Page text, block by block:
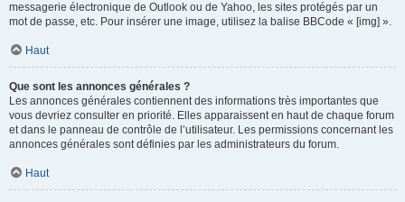
messagerie électronique de Outlook ou de Yahoo, les sites protégés par un
mot de passe, etc. Pour insérer une image, utilisez la balise BBCode « [img] ».
Haut
Que sont les annonces générales ?
Les annonces générales contiennent des informations très importantes que
vous devriez consulter en priorité. Elles apparaissent en haut de chaque forum
et dans le panneau de contrôle de l’utilisateur. Les permissions concernant les
annonces générales sont définies par les administrateurs du forum.
Haut